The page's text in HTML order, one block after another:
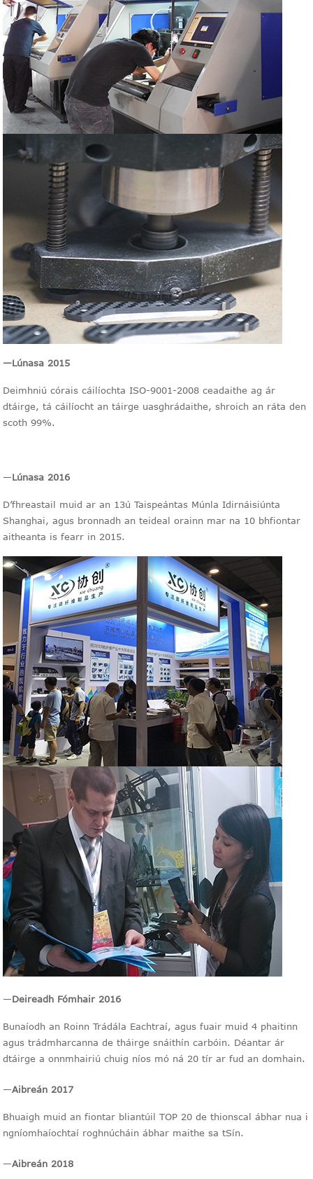
—Lúnasa 2015
Deimhniú córais cáilíochta ISO-9001-2008 ceadaithe ag ár
dtáirge, tá cáilíocht an táirge uasghrádaithe, shroich an ráta den
scoth 99%.
—Lúnasa 2016
D’fhreastail muid ar an 13ú Taispeántas Múnla Idirnáisiúnta
Shanghai, agus bronnadh an teideal orainn mar na 10 bhfiontar
aitheanta is fearr in 2015.
—Deireadh Fómhair 2016
Bunaíodh an Roinn Trádála Eachtraí, agus fuair muid 4 phaitinn
agus trádmharcanna de tháirge snáithín carbóin. Déantar ár
dtáirge a onnmhairiú chuig níos mó ná 20 tír ar fud an domhain.
—Aibreán 2017
Bhuaigh muid an fiontar bliantúil TOP 20 de thionscal ábhar nua i
ngníomhaíochtaí roghnúcháin ábhar maithe sa tSín.
—Aibreán 2018